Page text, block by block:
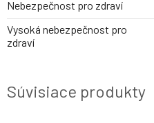
Nebezpečnost pro zdraví
Vysoká nebezpečnost pro
zdraví
Súvisiace produkty